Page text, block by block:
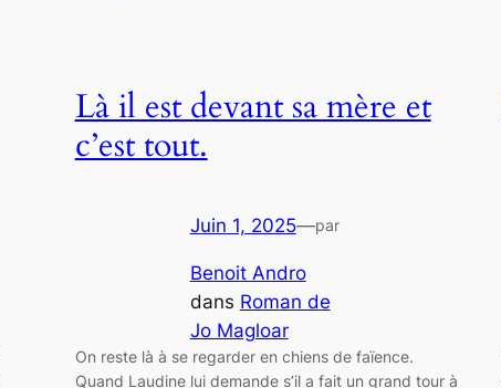
Là il est devant sa mère et
c’est tout.
Juin 1, 2025—par
Benoit Andro
dans Roman de
Jo Magloar
On reste là à se regarder en chiens de faïence.
Quand Laudine lui demande s’il a fait un grand tour à